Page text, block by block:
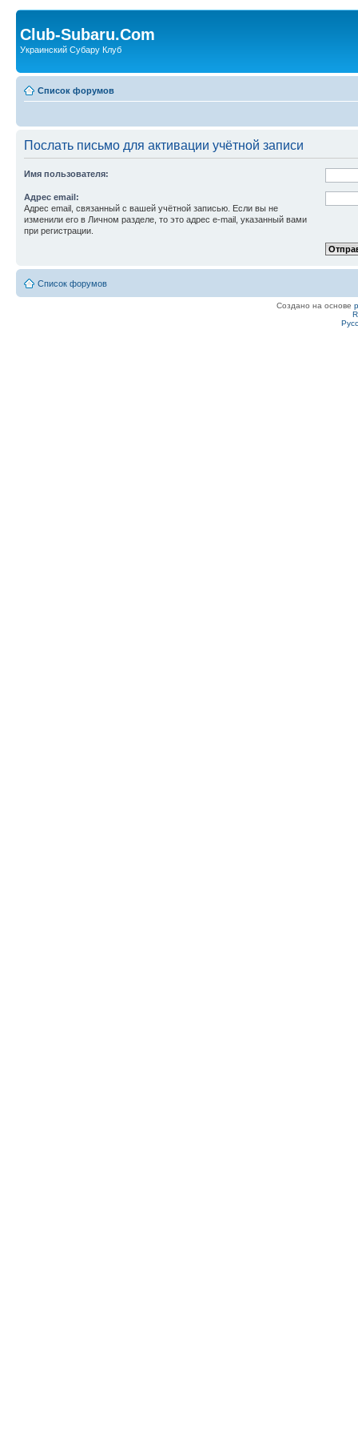
Club-Subaru.Com
Украинский Субару Клуб
Список форумов
Послать письмо для активации учётной записи
Имя пользователя:
Адрес email:
Адрес email, связанный с вашей учётной записью. Если вы не
изменили его в Личном разделе, то это адрес e-mail, указанный вами
при регистрации.
Список форумов
Создано на основе